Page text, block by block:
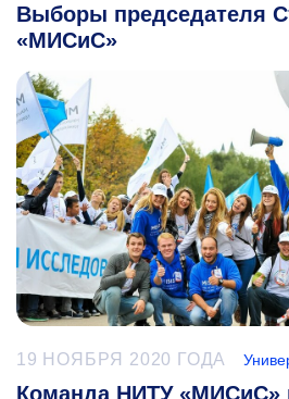
Выборы председателя
«МИСиС»
19 НОЯБРЯ 2020 ГОДА
Команда НИТУ «МИСиС»